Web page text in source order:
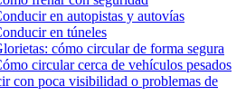
en autopistas y autovías
en túneles
cómo circular de forma segura
circular cerca de vehículos pesados
con poca visibilidad o problemas de